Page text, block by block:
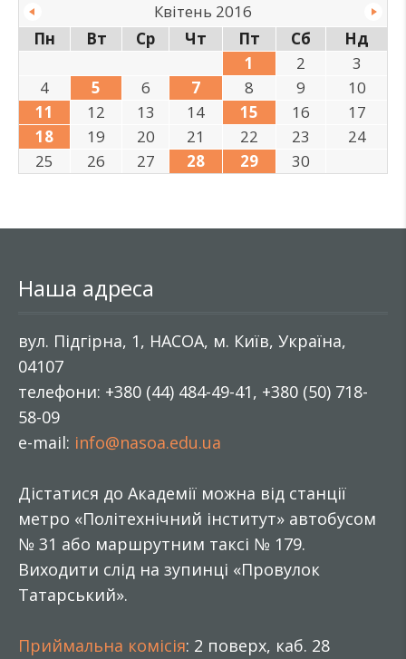
Квітень 2016
Пн
Вт Ср Чт Пт Сб
Нд
1
2
3
4
5 6 7 8 9
10
11
12 13 14 15 16
17
18
19 20 21 22 23
24
25
26 27 28 29 30
Наша адреса
вул. Підгірна, 1, НАСОА, м. Київ, Україна,
04107
телефони: +380 (44) 484-49-41, +380 (50) 718-
58-09
e-mail: info@nasoa.edu.ua
Дістатися до Академії можна від станції
метро «Політехнічний інститут» автобусом
№ 31 або маршрутним таксі № 179.
Виходити слід на зупинці «Провулок
Татарський».
Приймальна комісія: 2 поверх, каб. 28